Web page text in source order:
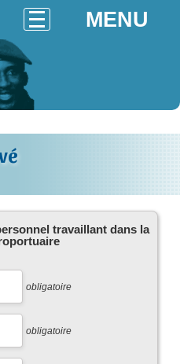
MENU
travaillant dans la
obligatoire
obligatoire